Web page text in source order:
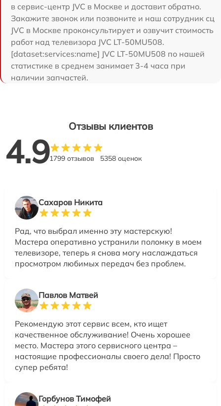
в сервис-центр JVC в Москве и доставит обратно.
Закажите звонок или позвоните и наш сотрудник сц
JVC в Москве проконсультирует и озвучит стоимость
работ над телевизора JVC LT-50MU508.
[dataset:services:name] JVC LT-50MU508 по нашей
статистике в среднем занимает 3-4 часа при
наличии запчастей.
Отзывы клиентов
4.91799 отзывов 5358 оценок
Сахаров Никита
Рад, что выбрал именно эту мастерскую!
Мастера оперативно устранили поломку в моем
телевизоре, теперь я снова могу наслаждаться
просмотром любимых передач без проблем.
Павлов Матвей
Рекомендую этот сервис всем, кто ищет
качественное обслуживание! Очень хорошее
место. Мастера этого сервисного центра –
настоящие профессионалы своего дела! Просто
супер ребята!
Горбунов Тимофей